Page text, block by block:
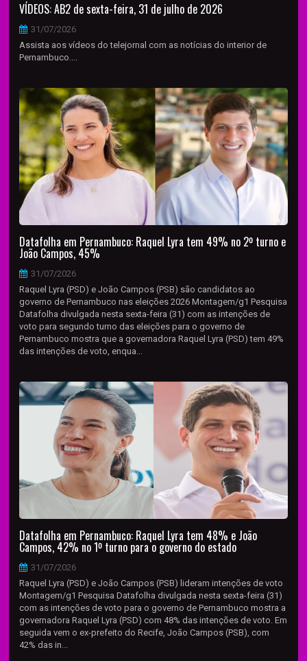
VÍDEOS: AB2 de sexta-feira, 31 de julho de 2026
31/07/2026
Assista aos vídeos do telejornal com as notícias do interior de
Pernambuco....
Datafolha em Pernambuco: Raquel Lyra tem 49% no 2º turno e
João Campos, 45%
31/07/2026
Raquel Lyra (PSD) e João Campos (PSB) são candidatos ao
governo de Pernambuco nas eleições 2026 Montagem/g1 Pesquisa
Datafolha divulgada nesta sexta-feira (31) com as intenções de
voto para segundo turno das eleições para o governo de
Pernambuco mostra que a governadora Raquel Lyra (PSD) tem 49%
das intenções de voto, enqua...
Datafolha em Pernambuco: Raquel Lyra tem 48% e João
Campos, 42% no 1º turno para o governo do estado
31/07/2026
Raquel Lyra (PSD) e João Campos (PSB) lideram intenções de voto
Montagem/g1 Pesquisa Datafolha divulgada nesta sexta-feira (31)
com as intenções de voto para o governo de Pernambuco mostra a
governadora Raquel Lyra (PSD) com 48% das intenções de voto. Em
seguida vem o ex-prefeito do Recife, João Campos (PSB), com
42% das in...